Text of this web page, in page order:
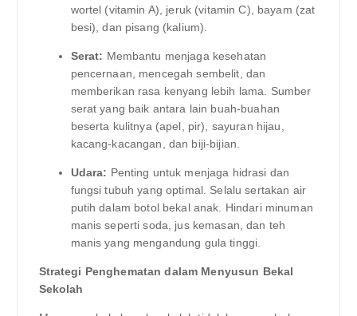
wortel (vitamin A), jeruk (vitamin C), bayam (zat
besi), dan pisang (kalium).
Serat: Membantu menjaga kesehatan
pencernaan, mencegah sembelit, dan
memberikan rasa kenyang lebih lama. Sumber
serat yang baik antara lain buah-buahan
beserta kulitnya (apel, pir), sayuran hijau,
kacang-kacangan, dan biji-bijian.
Udara: Penting untuk menjaga hidrasi dan
fungsi tubuh yang optimal. Selalu sertakan air
putih dalam botol bekal anak. Hindari minuman
manis seperti soda, jus kemasan, dan teh
manis yang mengandung gula tinggi.
Strategi Penghematan dalam Menyusun Bekal
Sekolah